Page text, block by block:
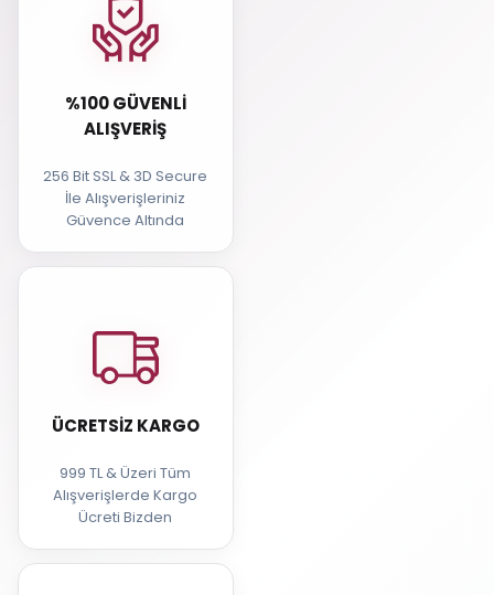
%100 GÜVENLI
ALIŞVERIŞ
256 Bit SSL & 3D Secure
İle Alışverişleriniz
Güvence Altında
ÜCRETSIZ KARGO
999 TL & Üzeri Tüm
Alışverişlerde Kargo
Ücreti Bizden